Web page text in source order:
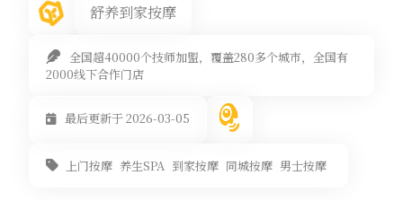
舒养到家按摩
全国超40000个技师加盟，覆盖280多个城市，全国有
2000线下合作门店
最后更新于 2026-03-05
上门按摩 养生SPA 到家按摩 同城按摩 男士按摩